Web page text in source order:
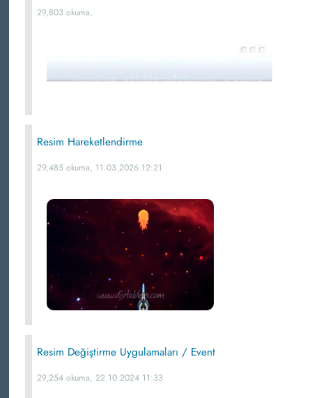
29,803 okuma,
Resim Hareketlendirme
29,485 okuma, 11.03.2026 12:21
Resim Değiştirme Uygulamaları / Event
29,254 okuma, 22.10.2024 11:33